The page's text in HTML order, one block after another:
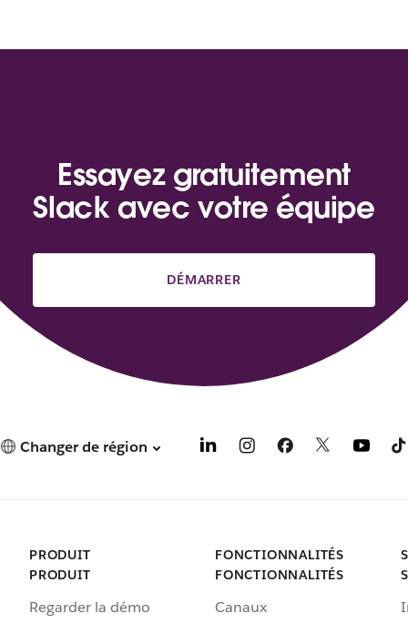
Essayez gratuitement
Slack avec votre équipe
DÉMARRER
Changer de région
PRODUIT
PRODUIT
Regarder la démo
FONCTIONNALITÉS
FONCTIONNALITÉS
Canaux